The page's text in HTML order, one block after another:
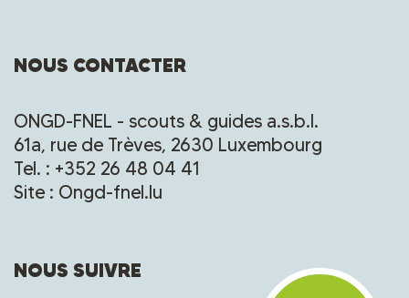
NOUS CONTACTER
ONGD-FNEL - scouts & guides a.s.b.l.
61a, rue de Trèves, 2630 Luxembourg
Tel. : +352 26 48 04 41
Site : Ongd-fnel.lu
NOUS SUIVRE